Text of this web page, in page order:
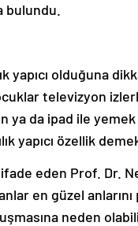
bulundu.
yapıcı olduğuna
televizyon
ya da ipad ile
yapıcı özellik
eden Prof. Dr.
en güzel
neden